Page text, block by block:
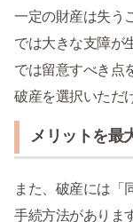
一定の財産は失う
では大きな支障が
では留意すべき点
破産を選択いただ
メリットを最
また、破産には「
手続方法がありま